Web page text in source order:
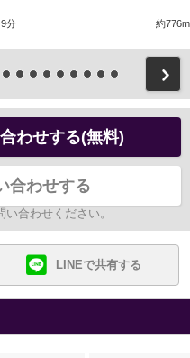
分 約
わせする(無料)
合わせする
合わせください。
LINEで共有する